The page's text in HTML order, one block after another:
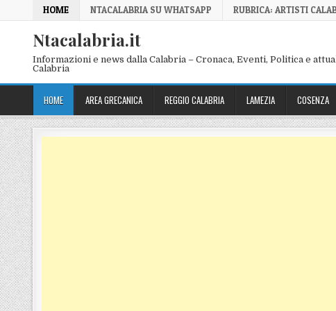
Skip to content
HOME NTACALABRIA SU WHATSAPP RUBRICA: ARTISTI
Ntacalabria.it
Informazioni e news dalla Calabria – Cronaca, Eventi, Politica e
Calabria
HOME AREA GRECANICA REGGIO CALABRIA LAMEZIA COSENZA